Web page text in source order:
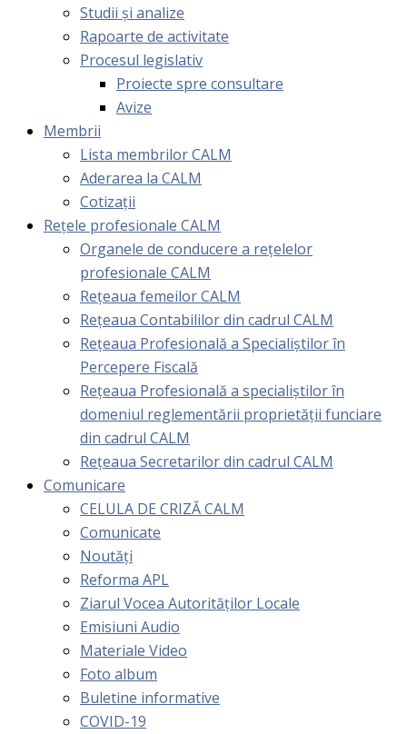
Studii și analize
Rapoarte de activitate
Procesul legislativ
Proiecte spre consultare
Avize
Membrii
Lista membrilor CALM
Aderarea la CALM
Cotizaţii
Rețele profesionale CALM
Organele de conducere a rețelelor
profesionale CALM
Rețeaua femeilor CALM
Rețeaua Contabililor din cadrul CALM
Rețeaua Profesională a Specialiștilor în
Percepere Fiscală
Reţeaua Profesională a specialiştilor în
domeniul reglementării proprietăţii funciare
din cadrul CALM
Rețeaua Secretarilor din cadrul CALM
Comunicare
CELULA DE CRIZĂ CALM
Comunicate
Noutăți
Reforma APL
Ziarul Vocea Autorităților Locale
Emisiuni Audio
Materiale Video
Foto album
Buletine informative
COVID-19